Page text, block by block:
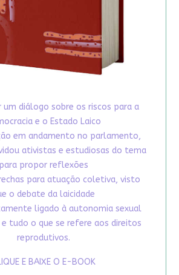
diálogo sobre os riscos para a
e o Estado Laico
em andamento no parlamento,
ativistas e estudiosas do tema
para propor reflexões
para atuação coletiva, visto
o debate da laicidade
ligado à autonomia sexual
e tudo o que se refere aos direitos
reprodutivos.
E BAIXE O E-BOOK